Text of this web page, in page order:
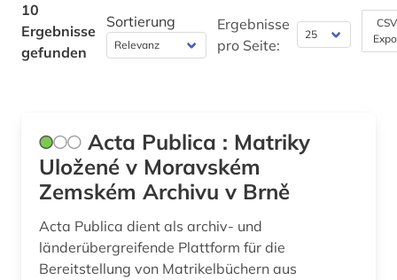
Wissenschaftskunde, Forschung, Hochschul-,
Museumswesen (0)
10
Ergebnisse
gefunden
Sortierung
Ergebnisse
pro Seite:
Acta Publica : Matriky
Uložené v Moravském
Zemském Archivu v Brně
Acta Publica dient als archiv- und
länderübergreifende Plattform für die
Bereitstellung von Matrikelbüchern aus